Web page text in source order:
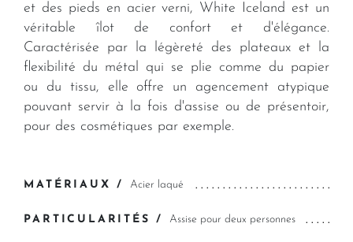
et des pieds en acier verni, White Iceland est un
véritable îlot de confort et d'élégance.
Caractérisée par la légèreté des plateaux et la
flexibilité du métal qui se plie comme du papier
ou du tissu, elle offre un agencement atypique
pouvant servir à la fois d'assise ou de présentoir,
pour des cosmétiques par exemple.
MATÉRIAUX / Acier laqué
PARTICULARITÉS / Assise pour deux personnes